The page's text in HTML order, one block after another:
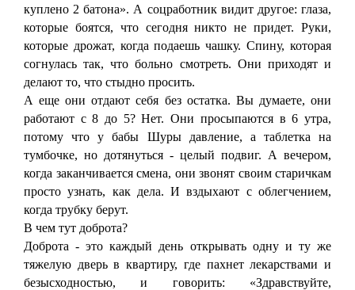
куплено 2 батона». А соцработник видит другое: глаза,
которые боятся, что сегодня никто не придет. Руки,
которые дрожат, когда подаешь чашку. Спину, которая
согнулась так, что больно смотреть. Они приходят и
делают то, что стыдно просить.
А еще они отдают себя без остатка. Вы думаете, они
работают с 8 до 5? Нет. Они просыпаются в 6 утра,
потому что у бабы Шуры давление, а таблетка на
тумбочке, но дотянуться - целый подвиг. А вечером,
когда заканчивается смена, они звонят своим старичкам
просто узнать, как дела. И вздыхают с облегчением,
когда трубку берут.
В чем тут доброта?
Доброта - это каждый день открывать одну и ту же
тяжелую дверь в квартиру, где пахнет лекарствами и
безысходностью, и говорить: «Здравствуйте,